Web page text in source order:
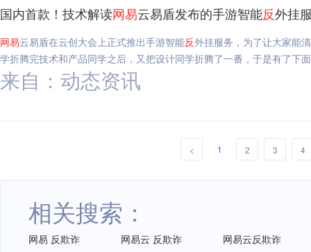
国内首款！技术解读网易云易盾发布的手游智能反外挂
网易云易盾在云创大会上正式推出手游智能反外挂服务，为了让大家能
学折腾完技术和产品同学之后，又把设计同学折腾了一番，于是有了下
来自：动态资讯
< 1 2 3 4
相关搜索：
网易 反欺诈 网易云 反欺诈
网易云反欺诈